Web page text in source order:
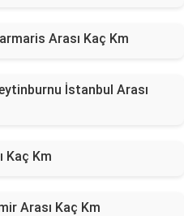
Arası Kaç Km
İstanbul Arası
Kaç Km
Arası Kaç Km